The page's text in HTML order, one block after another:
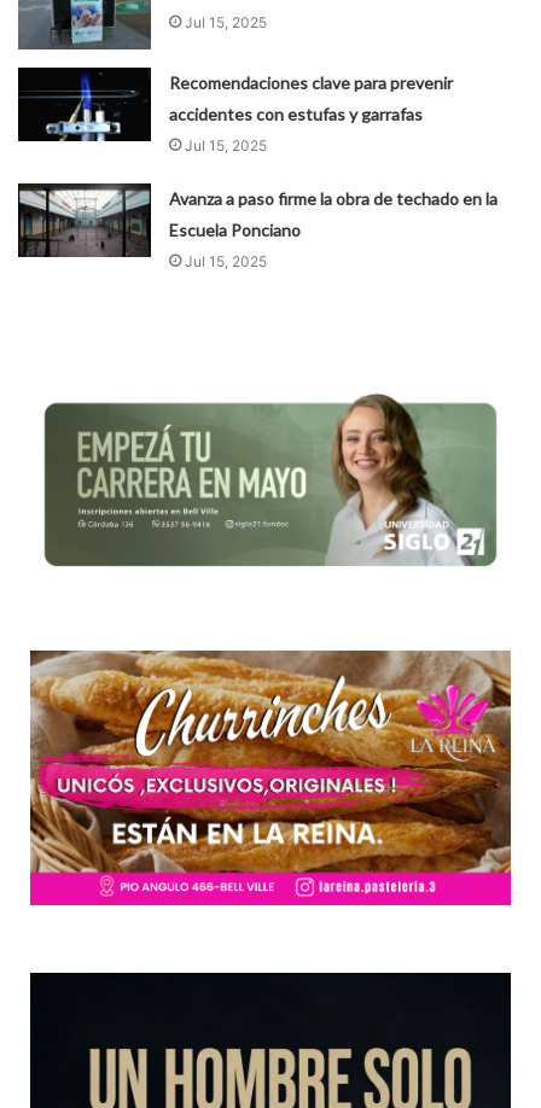
Jul 15, 2025
Recomendaciones clave para prevenir
accidentes con estufas y garrafas
Jul 15, 2025
Avanza a paso firme la obra de techado en la
Escuela Ponciano
Jul 15, 2025